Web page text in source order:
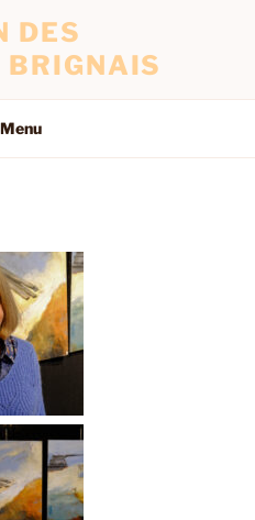
DES
BRIGNAIS
Menu